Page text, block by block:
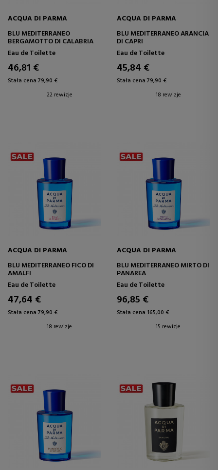
ACQUA DI PARMA
BLU MEDITERRANEO
BERGAMOTTO DI CALABRIA
Eau de Toilette
46,81 €
Stała cena 79,90 €
22 rewizje
ACQUA DI PARMA
BLU MEDITERRANEO ARANCIA
DI CAPRI
Eau de Toilette
45,84 €
Stała cena 79,90 €
18 rewizje
ACQUA DI PARMA
BLU MEDITERRANEO FICO DI
AMALFI
Eau de Toilette
47,64 €
Stała cena 79,90 €
18 rewizje
ACQUA DI PARMA
BLU MEDITERRANEO MIRTO DI
PANAREA
Eau de Toilette
96,85 €
Stała cena 165,00 €
15 rewizje